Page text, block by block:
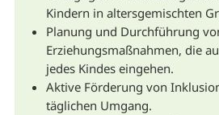
Kindern in altersgemischten
Planung und Durchführung
Erziehungsmaßnahmen, die
jedes Kindes eingehen.
Aktive Förderung von
täglichen Umgang.